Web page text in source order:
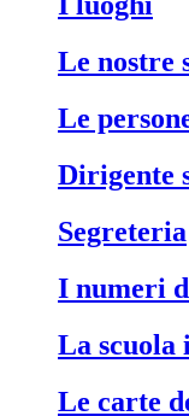
le nostre
le
dirigente
segreteria
i numeri
la
le carte